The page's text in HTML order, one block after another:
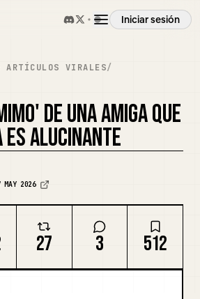
Iniciar sesión
① La Ley del Mimo: Un Alto Nivel de "Normalidad"
③ Cómo Demostrar que "Escuchas" para Mantener el Mimo
VIRALES/
DE UNA AMIGA QUE
ALUCINANTE
MAY 2026
27 3 512